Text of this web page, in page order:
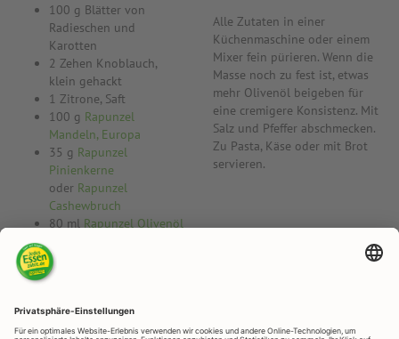
100 g Blätter von
Radieschen und
Karotten
2 Zehen Knoblauch,
klein gehackt
1 Zitrone, Saft
100 g Rapunzel
Mandeln, Europa
35 g Rapunzel
Pinienkerne
oder Rapunzel
Cashewbruch
80 ml Rapunzel Olivenöl
1 TL
OXYGUARD® Leinöl nativ
jodiert
Pfeffer zum Abschmecken
Alle Zutaten in einer
Küchenmaschine oder einem
Mixer fein pürieren. Wenn die
Masse noch zu fest ist, etwas
mehr Olivenöl beigeben für
eine cremigere Konsistenz. Mit
Salz und Pfeffer abschmecken.
Zu Pasta, Käse oder mit Brot
servieren.